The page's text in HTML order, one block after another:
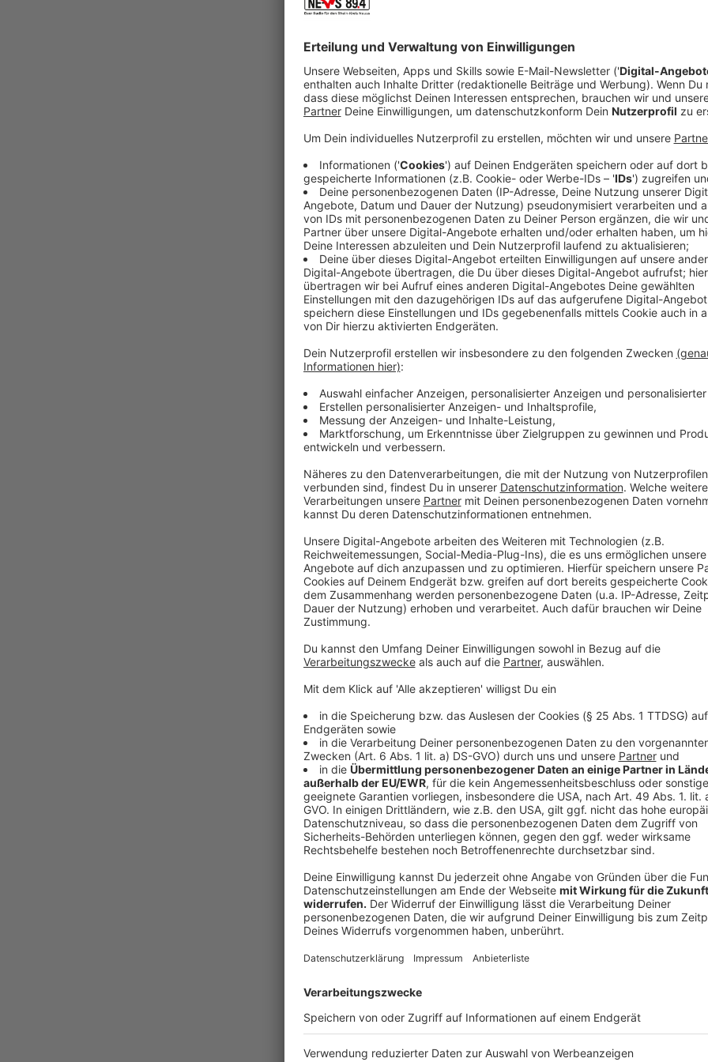
Der Einsatz auf dem Grundstück des Hundehalters
Mitarbeiter des Veterinär- und Ordnungsamtes
kam zu einem Gerangel. Einen Hund fanden die
wurden beschlagnahmt. Laut Gericht geschah dies
gehalten worden, auch seien sie nicht richtig
Kreis an neue Halter weitervermittelt werden. Wir
Anzeige
NE-WS 89.4 | Beitrag zum
Besuch bei den Kuvasz-
Anzeige
Mit NE-WS 89.4-Reporterin Katharina Hückels haben